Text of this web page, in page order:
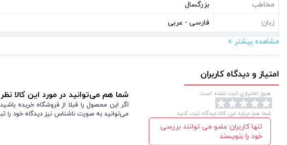
مخاطب
بزرگسال
زبان
فارسی - عربی
مشخصات فیزیکی
نوع بسته بندی
سلفون
مشاهده بیشتر
امتیاز و دیدگاه کاربران
هنوز امتیازی ثبت نشده است.
شما هم درباره این کالا دیدگاه ثبت کنید
تنها کاربران عضو می توانند بررسی
خود را بنویسند
شما هم می‌توانید در مورد این کالا
اگر این محصول را قبلا از فروشگاه خریده
می‌توانید به صورت ناشناس نیز دیدگاه خود را